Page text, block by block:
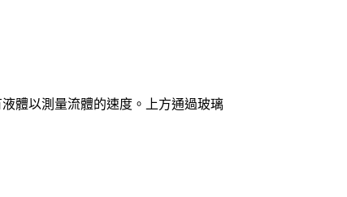
體以測量流體的速度。上方通過玻璃